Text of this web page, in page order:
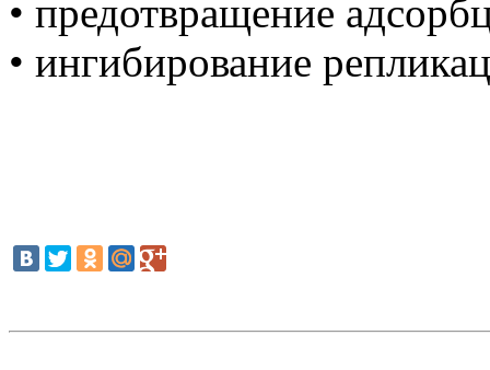
• предотвращение
• ингибирование